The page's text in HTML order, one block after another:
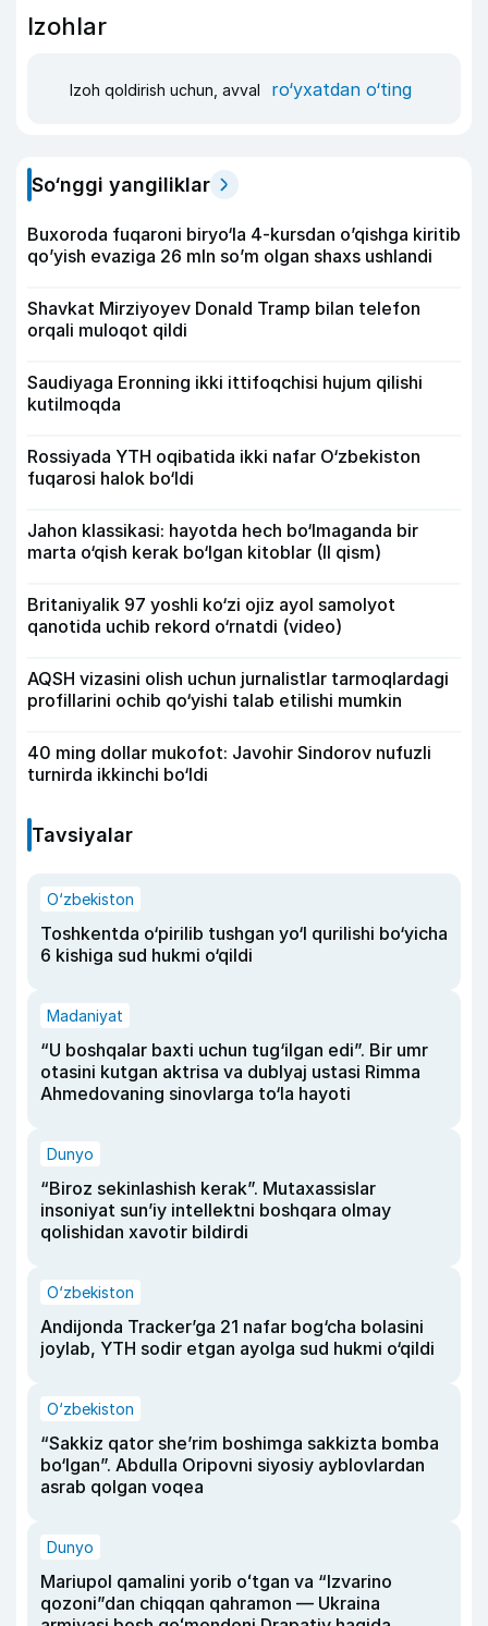
Izohlar
Izoh qoldirish uchun, avval ro‘yxatdan o‘ting
So‘nggi yangiliklar
Buxoroda fuqaroni biryo‘la 4-kursdan o’qishga kiritib
qo’yish evaziga 26 mln so’m olgan shaxs ushlandi
Shavkat Mirziyoyev Donald Tramp bilan telefon
orqali muloqot qildi
Saudiyaga Eronning ikki ittifoqchisi hujum qilishi
kutilmoqda
Rossiyada YTH oqibatida ikki nafar O‘zbekiston
fuqarosi halok bo‘ldi
Jahon klassikasi: hayotda hech bo‘lmaganda bir
marta o‘qish kerak bo‘lgan kitoblar (II qism)
Britaniyalik 97 yoshli ko‘zi ojiz ayol samolyot
qanotida uchib rekord o‘rnatdi (video)
AQSH vizasini olish uchun jurnalistlar tarmoqlardagi
profillarini ochib qo‘yishi talab etilishi mumkin
40 ming dollar mukofot: Javohir Sindorov nufuzli
turnirda ikkinchi bo‘ldi
Tavsiyalar
O‘zbekiston
Toshkentda o‘pirilib tushgan yo‘l qurilishi bo‘yicha
6 kishiga sud hukmi o‘qildi
Madaniyat
“U boshqalar baxti uchun tug‘ilgan edi”. Bir umr
otasini kutgan aktrisa va dublyaj ustasi Rimma
Ahmedovaning sinovlarga to‘la hayoti
Dunyo
“Biroz sekinlashish kerak”. Mutaxassislar
insoniyat sun’iy intellektni boshqara olmay
qolishidan xavotir bildirdi
O‘zbekiston
Andijonda Tracker’ga 21 nafar bog‘cha bolasini
joylab, YTH sodir etgan ayolga sud hukmi o‘qildi
O‘zbekiston
“Sakkiz qator she’rim boshimga sakkizta bomba
bo‘lgan”. Abdulla Oripovni siyosiy ayblovlardan
asrab qolgan voqea
Dunyo
Mariupol qamalini yorib oʻtgan va “Izvarino
qozoni”dan chiqqan qahramon — Ukraina